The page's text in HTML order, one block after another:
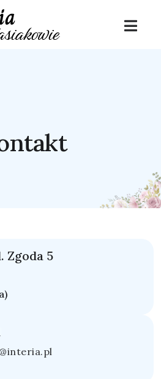
Zgoda 5